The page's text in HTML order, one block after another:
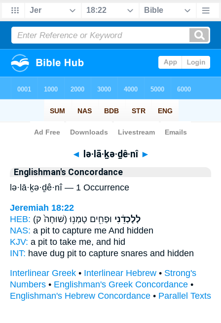
Bible> Strong's > Hebrew
◄ lə·lā·ḵə·ḏê·nî ►
Englishman's Concordance
lə·lā·ḵə·ḏê·nî — 1 Occurrence
Jeremiah 18:22
HEB:
(שׁוּחָה֙ ק) לְלָכְדֵ֔נִי וּפַחִ֖ים טָמְנ֥וּ
NAS: a pit to capture me And hidden
KJV: a pit to take me, and hid
INT: have dug pit to capture snares and hidden
Interlinear Greek • Interlinear Hebrew • Strong's
Numbers • Englishman's Greek Concordance •
Englishman's Hebrew Concordance • Parallel Texts